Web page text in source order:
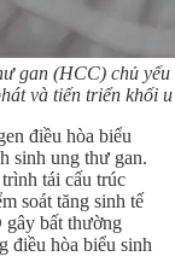
gan (HCC) chủ yếu
và tiến triển khối u
điều hòa biểu
sinh ung thư gan.
tái cấu trúc
soát tăng sinh tế
bất thường
điều hòa biểu sinh